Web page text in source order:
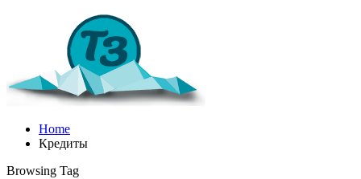
Home
Кредиты
Browsing Tag